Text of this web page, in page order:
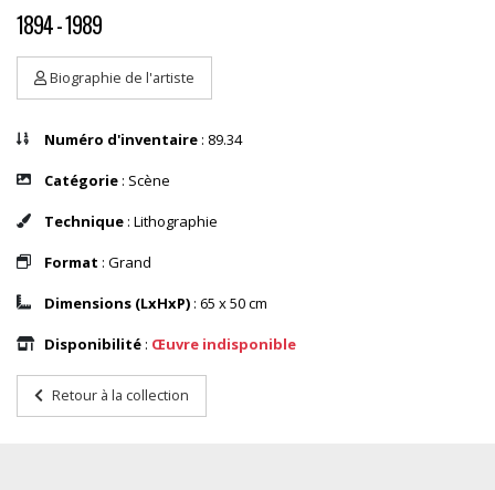
1894 - 1989
Biographie de l'artiste
Numéro d'inventaire : 89.34
Catégorie : Scène
Technique : Lithographie
Format : Grand
Dimensions (LxHxP) : 65 x 50 cm
Disponibilité : Œuvre indisponible
Retour à la collection